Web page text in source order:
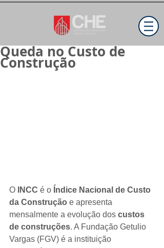
Queda no Custo de
Construção
O INCC é o Índice Nacional de Custo
da Construção e apresenta
mensalmente a evolução dos custos
de construções. A Fundação Getulio
Vargas (FGV) é a instituição